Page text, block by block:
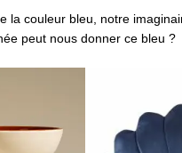
la couleur bleu, notre
peut nous donner ce bleu ?